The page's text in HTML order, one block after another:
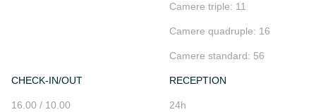
Camere triple: 11
Camere quadruple: 16
Camere standard: 56
CHECK-IN/OUT
16.00 / 10.00
RECEPTION
24h